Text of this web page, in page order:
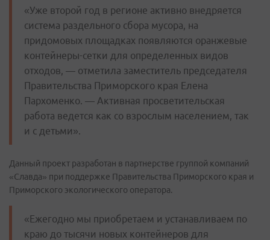
«Уже второй год в регионе активно внедряется
система раздельного сбора мусора, на
придомовых площадках появляются оранжевые
контейнеры-сетки для определенных видов
отходов, — отметила заместитель председателя
Правительства Приморского края Елена
Пархоменко. — Активная просветительская
работа ведется как со взрослым населением, так
и с детьми».
Данный проект разработан в партнерстве группой компаний
«Славда» при поддержке Правительства Приморского края и
Приморского экологического оператора.
«Ежегодно мы приобретаем и устанавливаем по
краю до тысячи новых контейнеров для